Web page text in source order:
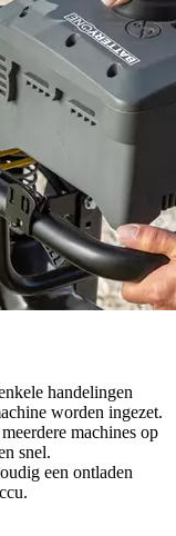
handelingen
worden ingezet.
machines op
snel.
een ontladen